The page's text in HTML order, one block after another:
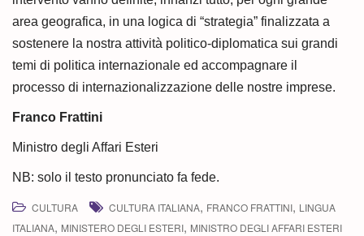
area geografica, in una logica di “strategia” finalizzata a
sostenere la nostra attività politico-diplomatica sui grandi
temi di politica internazionale ed accompagnare il
processo di internazionalizzazione delle nostre imprese.
Franco Frattini
Ministro degli Affari Esteri
NB: solo il testo pronunciato fa fede.
CULTURA CULTURA ITALIANA, FRANCO FRATTINI, LINGUA
ITALIANA, MINISTERO DEGLI ESTERI, MINISTRO DEGLI AFFARI ESTERI